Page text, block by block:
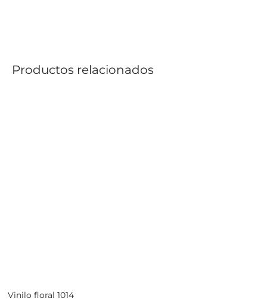
Productos relacionados
Vinilo floral 1014